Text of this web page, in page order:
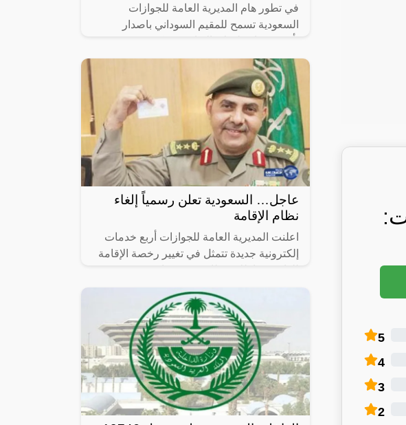
جنسيات:
5
4
3
2
في تطور هام المديرية العامة للجوازات
السعودية تسمح للمقيم السوداني باصدار
الخطوة المتقدمة التزام المملكة بتعزيز الروابط
عاجل… السعودية تعلن رسمياً إلغاء
نظام الإقامة
اعلنت المديرية العامة للجوازات أربع خدمات
إلكترونية جديدة تتمثل في تغيير رخصة الإقامة
مقيم) بمميزات جديدة ومريحة لصاحب